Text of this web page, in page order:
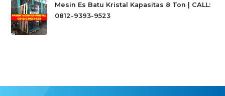
Mesin Es Batu Kristal Kapasitas 8 Ton | CALL:
0812-9393-9523